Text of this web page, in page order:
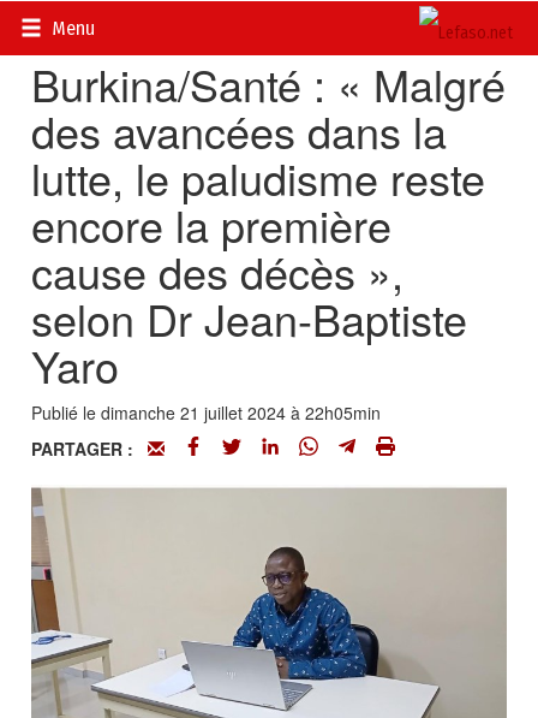
Menu
Accueil>
Burkina/Santé : « Malgré
des avancées dans la
lutte, le paludisme reste
encore la première
cause des décès »,
selon Dr Jean-Baptiste
Yaro
Publié le dimanche 21 juillet 2024 à 22h05min
PARTAGER :